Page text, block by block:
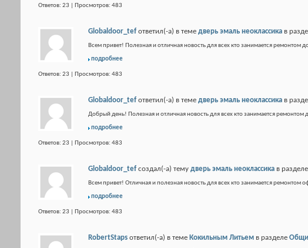
Ответов: 23 | Просмотров: 483
Globaldoor_tef ответил(-а) в теме дверь эмаль неоклассика в
Всем привет! Полезная и отличная новость для всех кто занимается ремонтом
подробнее
Ответов: 23 | Просмотров: 483
Globaldoor_tef ответил(-а) в теме дверь эмаль неоклассика в
Добрый день! Полезная и отличная новость для всех кто занимается
подробнее
Ответов: 23 | Просмотров: 483
Globaldoor_tef создал(-а) тему дверь эмаль неоклассика в разделе
Всем привет! Отличная и полезная новость для всех кто занимается ремонтом
подробнее
Ответов: 23 | Просмотров: 483
RobertStaps ответил(-а) в теме Кокильным Литьем в разделе